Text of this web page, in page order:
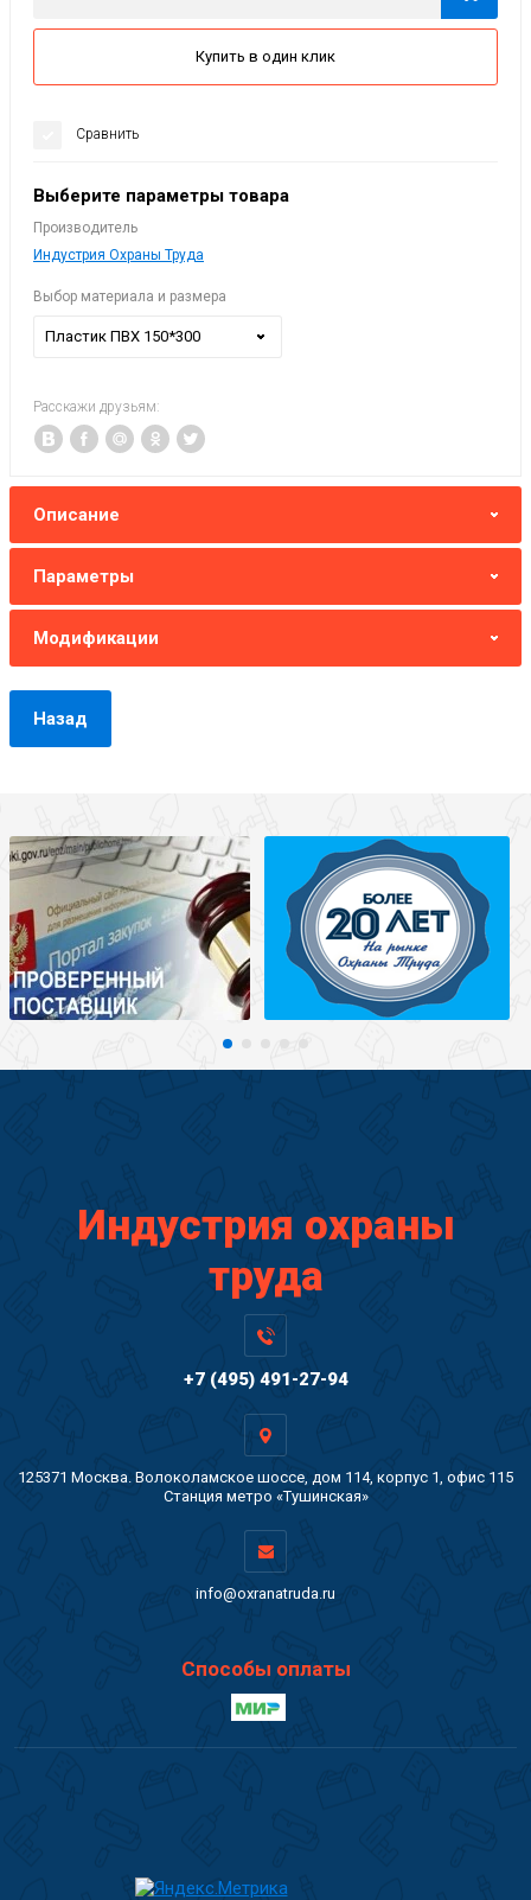
Купить в один клик
Сравнить
Выберите параметры товара
Производитель
Индустрия Охраны Труда
Выбор материала и размера
Пластик ПВХ 150*300
Расскажи друзьям:
Описание
Параметры
Модификации
Назад
Индустрия охраны
труда
+7 (495) 491-27-94
125371 Москва. Волоколамское шоссе, дом 114, корпус 1, офис 115
Станция метро «Тушинская»
info@oxranatruda.ru
Способы оплаты